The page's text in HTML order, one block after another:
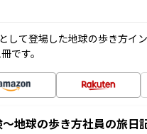
して登場した地球の歩き方
です。
地球の歩き方社員の旅日